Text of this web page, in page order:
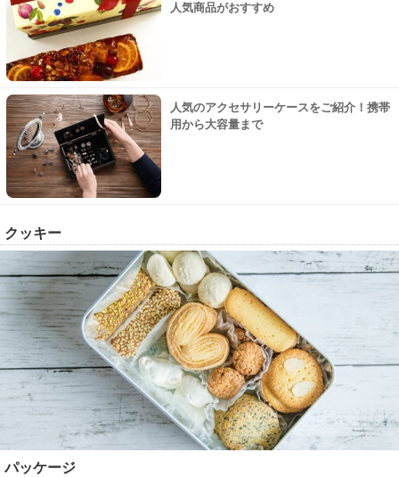
人気商品がおすすめ
人気のアクセサリーケースをご紹介！携帯
用から大容量まで
クッキー
パッケージ